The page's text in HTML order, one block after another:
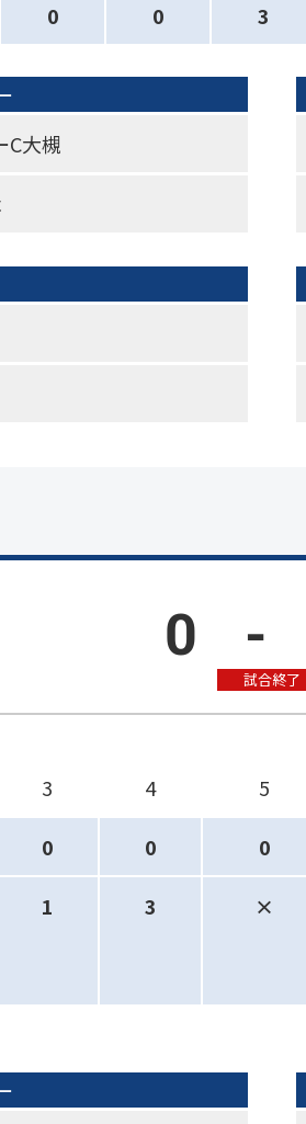
0 0 3
C大槻
0 -
試合終了
3 4 5
0 0 0
1 3 ×